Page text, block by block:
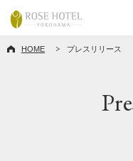
HOME プレスリリース